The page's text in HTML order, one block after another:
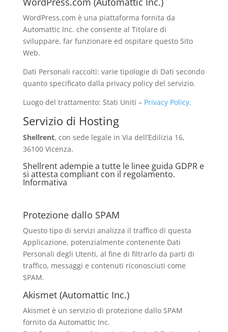
WordPress.com è una piattaforma fornita da
Automattic Inc. che consente al Titolare di
sviluppare, far funzionare ed ospitare questo Sito
Web.
Dati Personali raccolti: varie tipologie di Dati secondo
quanto specificato dalla privacy policy del servizio.
Luogo del trattamento: Stati Uniti – Privacy Policy.
Servizio di Hosting
Shellrent, con sede legale in Via dell’Edilizia 16,
36100 Vicenza.
Shellrent adempie a tutte le linee guida GDPR e
si attesta compliant con il regolamento.
Informativa
Protezione dallo SPAM
Questo tipo di servizi analizza il traffico di questa
Applicazione, potenzialmente contenente Dati
Personali degli Utenti, al fine di filtrarlo da parti di
traffico, messaggi e contenuti riconosciuti come
SPAM.
Akismet (Automattic Inc.)
Akismet è un servizio di protezione dallo SPAM
fornito da Automattic Inc.